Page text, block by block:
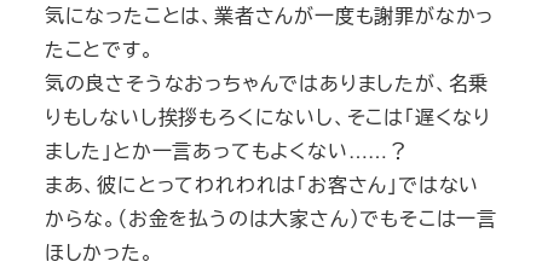
気になったことは、業者さんが一度も謝罪がなかっ
たことです。
気の良さそうなおっちゃんではありましたが、名乗
りもしないし挨拶もろくにないし、そこは「遅くなり
ました」とか一言あってもよくない……？
まあ、彼にとってわれわれは「お客さん」ではない
からな。（お金を払うのは大家さん）でもそこは一言
ほしかった。